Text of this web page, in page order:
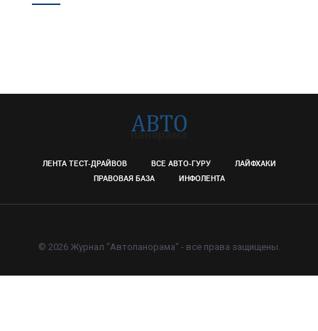
ЛЕНТА ТЕСТ-ДРАЙВОВ ВСЕ АВТО-ГУРУ
ЛАЙФХАКИ
ПРАВОВАЯ БАЗА
ИНФОЛЕНТА
© 2026 Журнал "Автопанорама" - все права защищены.